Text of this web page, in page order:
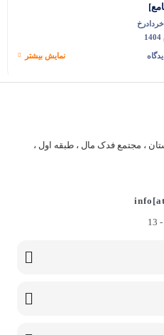
نمایش بیشتر
، مجتمع فدک مال ، طبقه اول ،